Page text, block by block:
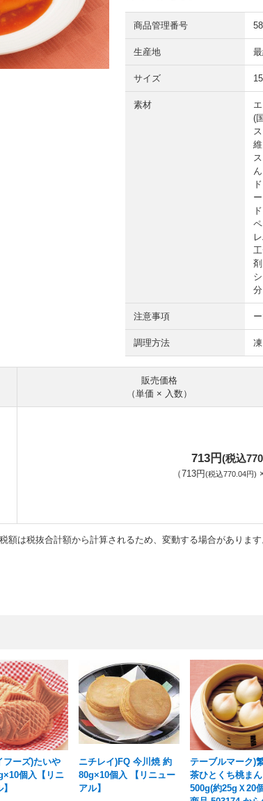
商品管理番号
生産地
サイズ
素材
(
注意事項
調理方法
販売価格
（単価 × 入数）
713円(税込
（713円(税込770.04円)
は税抜合計額から計算されるため、変動する場合があります
フーズ)たいや
個入【リニ
ニチレイ)FQ 今川焼 約
80g×10個入 【リニュー
アル】
テーブルマーク)
茶ひとくち桃まん
500g(約25gＸ20